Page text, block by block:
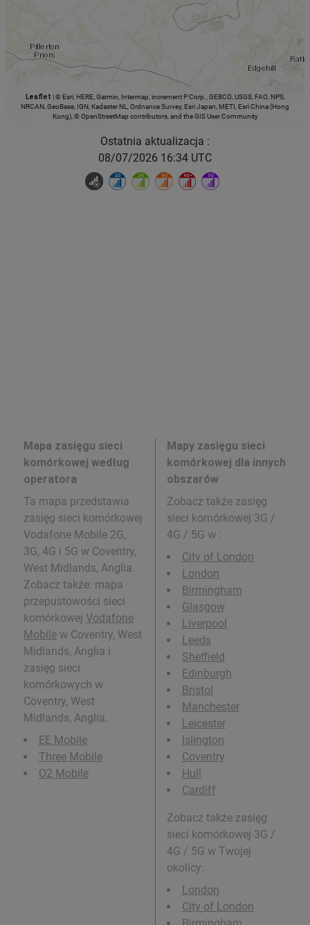
Leaflet |© Esri, HERE, Garmin, Intermap, increment P Corp., GEBCO, USGS, FAO, NPS,
NRCAN, GeoBase, IGN, Kadaster NL, Ordnance Survey, Esri Japan, METI, Esri China (Hong
Kong), © OpenStreetMap contributors, and the GIS User Community
Ostatnia aktualizacja :
08/07/2026 16:34 UTC
Mapa zasięgu sieci
komórkowej według
operatora
Ta mapa przedstawia
zasięg sieci komórkowej
Vodafone Mobile 2G,
3G, 4G i 5G w Coventry,
West Midlands, Anglia.
Zobacz także: mapa
przepustowości sieci
komórkowej Vodafone
Mobilew Coventry, West
Midlands, Anglia i
zasięg sieci
komórkowych w
Coventry, West
Midlands, Anglia.
EE Mobile
Three Mobile
O2 Mobile
Mapy zasięgu sieci
komórkowej dla innych
obszarów
Zobacz także zasięg
sieci komórkowej 3G /
4G / 5G w :
City of London
London
Birmingham
Glasgow
Liverpool
Leeds
Sheffield
Edinburgh
Bristol
Manchester
Leicester
Islington
Coventry
Hull
Cardiff
Zobacz także zasięg
sieci komórkowej 3G /
4G / 5G w Twojej
okolicy:
London
City of London